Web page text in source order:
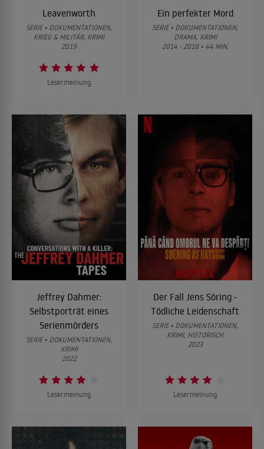
Leavenworth
SERIE • DOKUMENTATIONEN,
KRIEG & MILITÄR, KRIMI
2019
Lesermeinung
Ein perfekter Mord
SERIE • DOKUMENTATIONEN,
DRAMA, KRIMI
2014 - 2018 • 44 MIN.
Jeffrey Dahmer:
Selbstporträt eines
Serienmörders
SERIE • DOKUMENTATIONEN,
KRIMI
2022
Lesermeinung
Der Fall Jens Söring -
Tödliche Leidenschaft
SERIE • DOKUMENTATIONEN,
KRIMI, HISTORISCH
2023
Lesermeinung